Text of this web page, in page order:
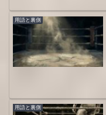
用語と裏側
用語と裏側